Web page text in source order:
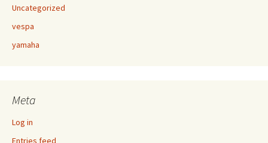
Uncategorized
vespa
yamaha
Meta
Log in
Entries feed